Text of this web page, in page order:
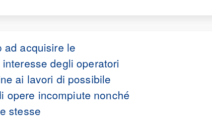
ad acquisire le
degli operatori
ai lavori di possibile
opere incompiute nonché
stesse